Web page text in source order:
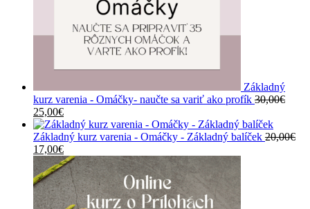
Základný
kurz varenia - Omáčky- naučte sa variť ako profík 30,00€
Pôvodná
cena
bola:
30,00€.
25,00€Aktuálna
cena
je:
25,00€.
Základný kurz varenia - Omáčky - Základný balíček 20,00€
Pôvodná
cena
bola:
20,00€.
17,00€Aktuálna
cena
je:
17,00€.